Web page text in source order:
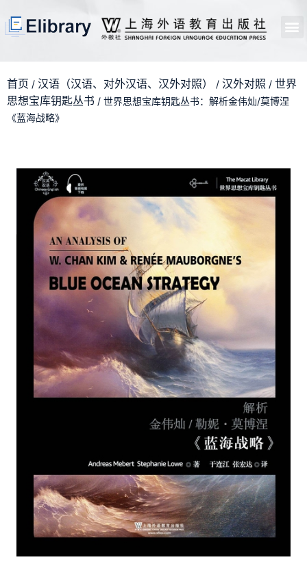
首页 / 汉语（汉语、对外汉语、汉外对照） / 汉外对照 / 世界
思想宝库钥匙丛书 / 世界思想宝库钥匙丛书：解析金伟灿/莫博涅
《蓝海战略》